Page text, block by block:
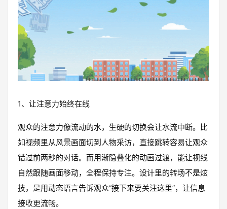
1、让注意力始终在线
观众的注意力像流动的水，生硬的切换会让水流中断。比
如视频里从风景画面切到人物采访，直接跳转容易让观众
错过前两秒的对话。而用渐隐叠化的动画过渡，能让视线
自然跟随画面移动，全程保持专注。设计里的转场不是炫
技，是用动态语言告诉观众“接下来要关注这里”，让信息
接收更流畅。